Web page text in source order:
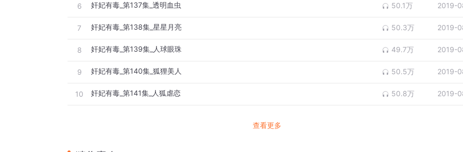
6 奸妃有毒_第137集_透明血虫 50.1万 2019-
7 奸妃有毒_第138集_星星月亮 50.3万 2019-
8 奸妃有毒_第139集_人球眼珠 49.7万 2019-
9 奸妃有毒_第140集_狐狸美人 50.5万 2019-
10 奸妃有毒_第141集_人狐虐恋 50.8万 2019-
查看更多